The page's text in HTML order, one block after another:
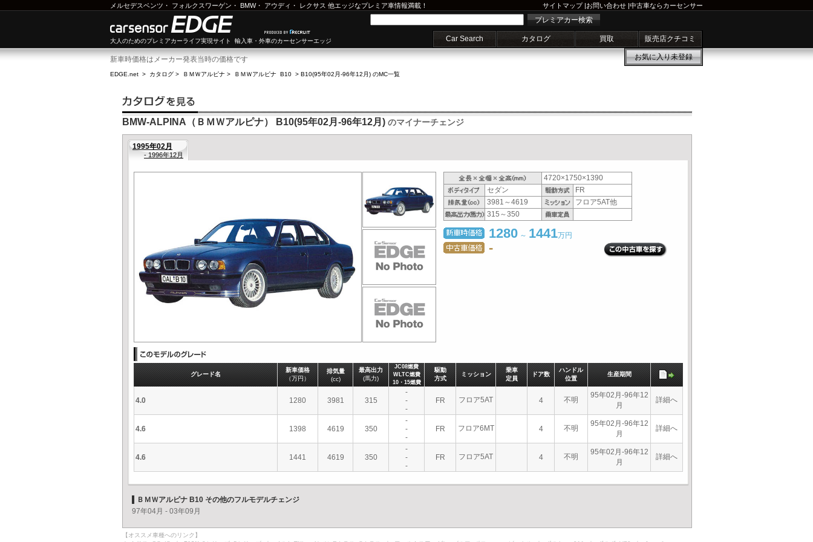
メルセデスベンツ ・ フォルクスワーゲン ・ BMW・ アウディ ・ レクサス 他エッジなプレミア車情報満載！ サイトマップ|お問い合わせ |中古車ならカーセンサー
大人のためのプレミアカーライフ実現サイト 輸入車・外車のカーセンサーエッジ
プレミアカー検索
Car Search カタログ 買取 販売店クチコミ
お気に入り未登録
新車時価格はメーカー発表当時の価格です
EDGE.net > カタログ > ＢＭＷアルピナ > ＢＭＷアルピナ B10 > B10(95年02月-96年12月) のMC一覧
BMW-ALPINA（ＢＭＷアルピナ） B10(95年02月-96年12月) のマイナーチェンジ
1995年02月
- 1996年12月
4720×1750×1390
セダン
FR
3981～4619
フロア5AT他
315～350
1280 ～ 1441万円
-
グレード名
新車価格
（万円）
排気量
(cc)
最高出力
(馬力)
JC08燃費
WLTC燃費
10・15燃費
駆動
方式
ミッション
乗車
定員
ドア数
ハンドル
位置
生産期間
4.0 1280 3981 315
-
-
-
FR フロア5AT 4 不明
95年02月-96年12
月
詳細へ
4.6 1398 4619 350
-
-
-
FR フロア6MT 4 不明
95年02月-96年12
月
詳細へ
4.6 1441 4619 350
-
-
-
FR フロア5AT 4 不明
95年02月-96年12
月
詳細へ
ＢＭＷアルピナ B10 その他のフルモデルチェンジ
97年04月 - 03年09月
【オススメ車種へのリンク】